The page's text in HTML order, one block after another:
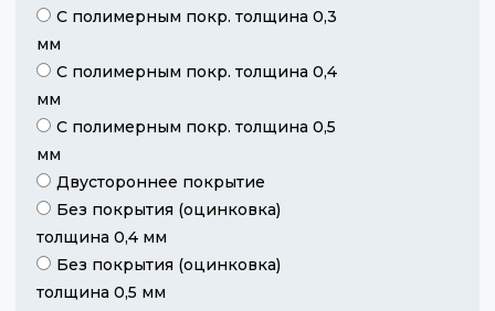
С полимерным покр. толщина 0,3
мм
С полимерным покр. толщина 0,4
мм
С полимерным покр. толщина 0,5
мм
Двустороннее покрытие
Без покрытия (оцинковка)
толщина 0,4 мм
Без покрытия (оцинковка)
толщина 0,5 мм